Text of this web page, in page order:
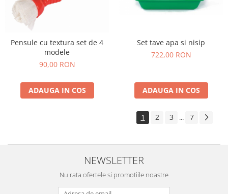
Pensule cu textura set de 4
modele
90,00 RON
ADAUGA IN COS
Set tave apa si nisip
722,00 RON
ADAUGA IN COS
1 2 3 ... 7
NEWSLETTER
Nu rata ofertele si promotiile noastre